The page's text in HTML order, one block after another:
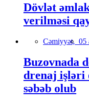
Dövlət
verilməsi
Cəmiyyət, 05
Buzovnada
drenaj işləri
səbəb olub